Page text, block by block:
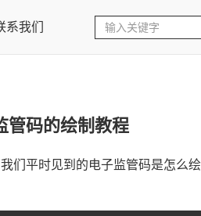
系我们
管码的绘制教程
们平时见到的电子监管码是怎么